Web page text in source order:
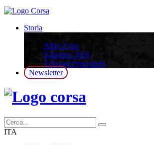
Storia
Albo d’oro
Edizione 2026
Edizioni Precedenti
Newsletter
ITA